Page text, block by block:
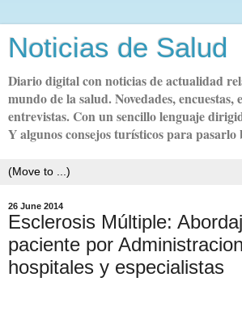
Noticias de Salud
Diario digital con noticias de actualidad
mundo de la salud. Novedades, encuestas,
entrevistas. Con un sencillo lenguaje
Y algunos consejos turísticos para pasarlo
26 June 2014
Esclerosis Múltiple:
paciente por
hospitales y especialistas